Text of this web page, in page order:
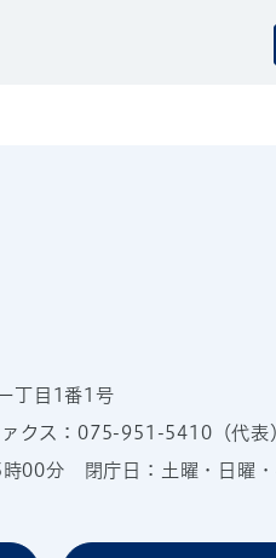
丁目1番1号
クス：075-951-5410（代表
時00分 閉庁日：土曜・日曜